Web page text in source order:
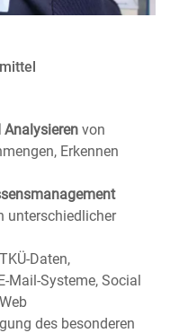
Analysieren von
Erkennen
unterschiedlicher
Daten,
Mail-Systeme, Social
des besonderen